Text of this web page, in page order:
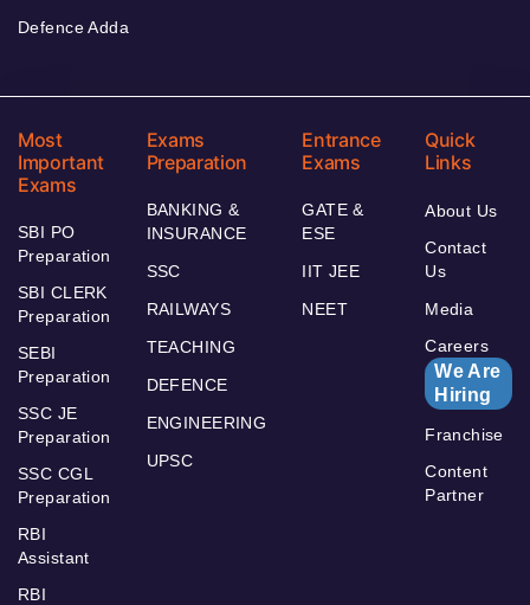
Defence Adda
Most
Important
Exams
SBI PO
Preparation
SBI CLERK
Preparation
SEBI
Preparation
SSC JE
Preparation
SSC CGL
Preparation
RBI
Assistant
RBI
Exams
Preparation
BANKING &
INSURANCE
SSC
RAILWAYS
TEACHING
DEFENCE
ENGINEERING
UPSC
Entrance
Exams
GATE &
ESE
IIT JEE
NEET
Quick
Links
About Us
Contact
Us
Media
Careers
We Are
Hiring
Franchise
Content
Partner